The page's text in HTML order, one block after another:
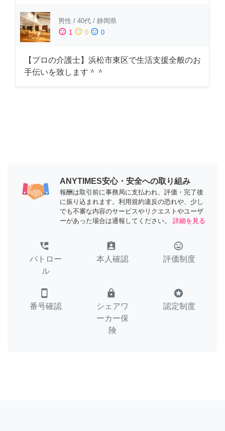
男性 / 40代 / 静岡県
sentiment_satisfied 1 sentiment_neutral 0 sentiment_dissatisfied 0
【プロの介護士】浜松市東区で生活支援全般のお
手伝いを致します＾＾
ANYTIMES安心・安全への取り組み
報酬は取引前に事務局に支払われ、評価・完了後
に振り込まれます。利用規約違反の恐れや、少し
でも不審な内容のサービスやリクエストやユーザ
ーがあった場合は通報してください。
詳細を見る
perm_phone_msg
パトロー
ル
assignment_ind
本人確認
tag_faces
評価制度
smartphone
番号確認
lock
シェアワ
ーカー保
険
stars
認定制度